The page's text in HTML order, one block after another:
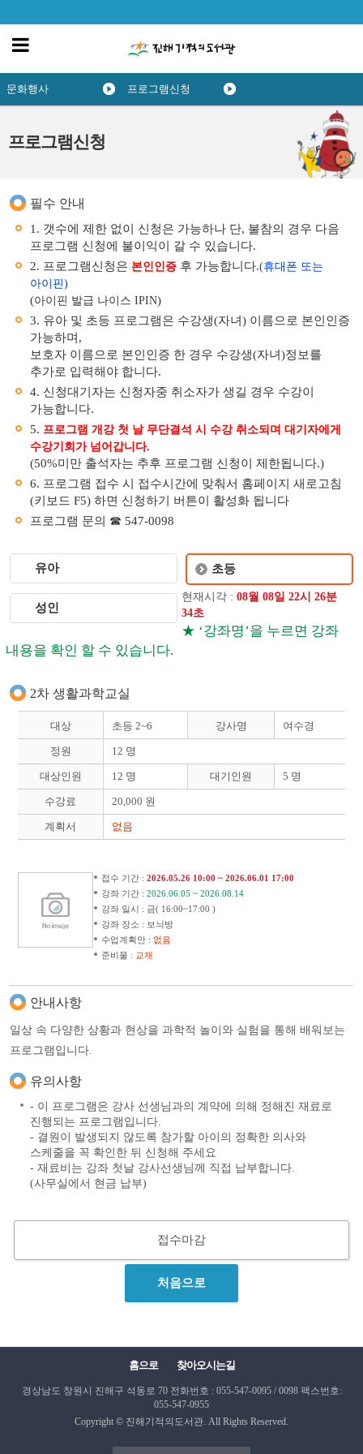
프로그램신청
문화행사 프로그램신청
필수 안내
1. 갯수에 제한 없이 신청은 가능하나 단, 불참의 경우 다음
프로그램 신청에 불이익이 갈 수 있습니다.
2. 프로그램신청은 본인인증 후 가능합니다.(휴대폰 또는
아이핀)
(아이핀 발급 나이스 IPIN)
3. 유아 및 초등 프로그램은 수강생(자녀) 이름으로 본인인증
가능하며,
보호자 이름으로 본인인증 한 경우 수강생(자녀)정보를
추가로 입력해야 합니다.
4. 신청대기자는 신청자중 취소자가 생길 경우 수강이
가능합니다.
5. 프로그램 개강 첫 날 무단결석 시 수강 취소되며 대기자에게
수강기회가 넘어갑니다.
(50%미만 출석자는 추후 프로그램 신청이 제한됩니다.)
6. 프로그램 접수 시 접수시간에 맞춰서 홈페이지 새로고침
(키보드 F5) 하면 신청하기 버튼이 활성화 됩니다
프로그램 문의 ☎ 547-0098
유아 초등
성인
현재시각 : 08월 08일 22시 26분
34초
★ ‘강좌명’을 누르면 강좌
내용을 확인 할 수 있습니다.
2차 생활과학교실
대상 초등 2~6 강사명 여수경
정원 12 명
대상인원 12 명 대기인원 5 명
수강료 20,000 원
계획서 없음
접수 기간 : 2026.05.26 10:00 ~ 2026.06.01 17:00
강좌 기간 : 2026.06.05 ~ 2026.08.14
강좌 일시 : 금( 16:00~17:00 )
강좌 장소 : 보늬방
수업계획안 : 없음
준비물 : 교재
안내사항
일상 속 다양한 상황과 현상을 과학적 놀이와 실험을 통해 배워보는
프로그램입니다.
유의사항
- 이 프로그램은 강사 선생님과의 계약에 의해 정해진 재료로
진행되는 프로그램입니다.
- 결원이 발생되지 않도록 참가할 아이의 정확한 의사와
스케줄을 꼭 확인한 뒤 신청해 주세요
- 재료비는 강좌 첫날 강사선생님께 직접 납부합니다.
(사무실에서 현금 납부)
접수마감
처음으로
홈으로 찾아오시는길
경상남도 창원시 진해구 석동로 70전화번호 : 055-547-0095 / 0098팩스번호:
055-547-0955
Copyright © 진해기적의도서관. All Rights Reserved.